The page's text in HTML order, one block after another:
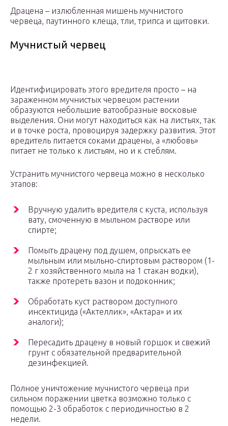
Драцена – излюбленная мишень мучнистого
червеца, паутинного клеща, тли, трипса и щитовки.
Мучнистый червец
Идентифицировать этого вредителя просто – на
зараженном мучнистых червецом растении
образуются небольшие ватообразные восковые
выделения. Они могут находиться как на листьях, так
и в точке роста, провоцируя задержку развития. Этот
вредитель питается соками драцены, а «любовь»
питает не только к листьям, но и к стеблям.
Устранить мучнистого червеца можно в несколько
этапов:
Вручную удалить вредителя с куста, используя
вату, смоченную в мыльном растворе или
спирте;
Помыть драцену под душем, опрыскать ее
мыльным или мыльно-спиртовым раствором (1-
2 г хозяйственного мыла на 1 стакан водки),
также протереть вазон и подоконник;
Обработать куст раствором доступного
инсектицида («Актеллик», «Актара» и их
аналоги);
Пересадить драцену в новый горшок и свежий
грунт с обязательной предварительной
дезинфекцией.
Полное уничтожение мучнистого червеца при
сильном поражении цветка возможно только с
помощью 2-3 обработок с периодичностью в 2
недели.